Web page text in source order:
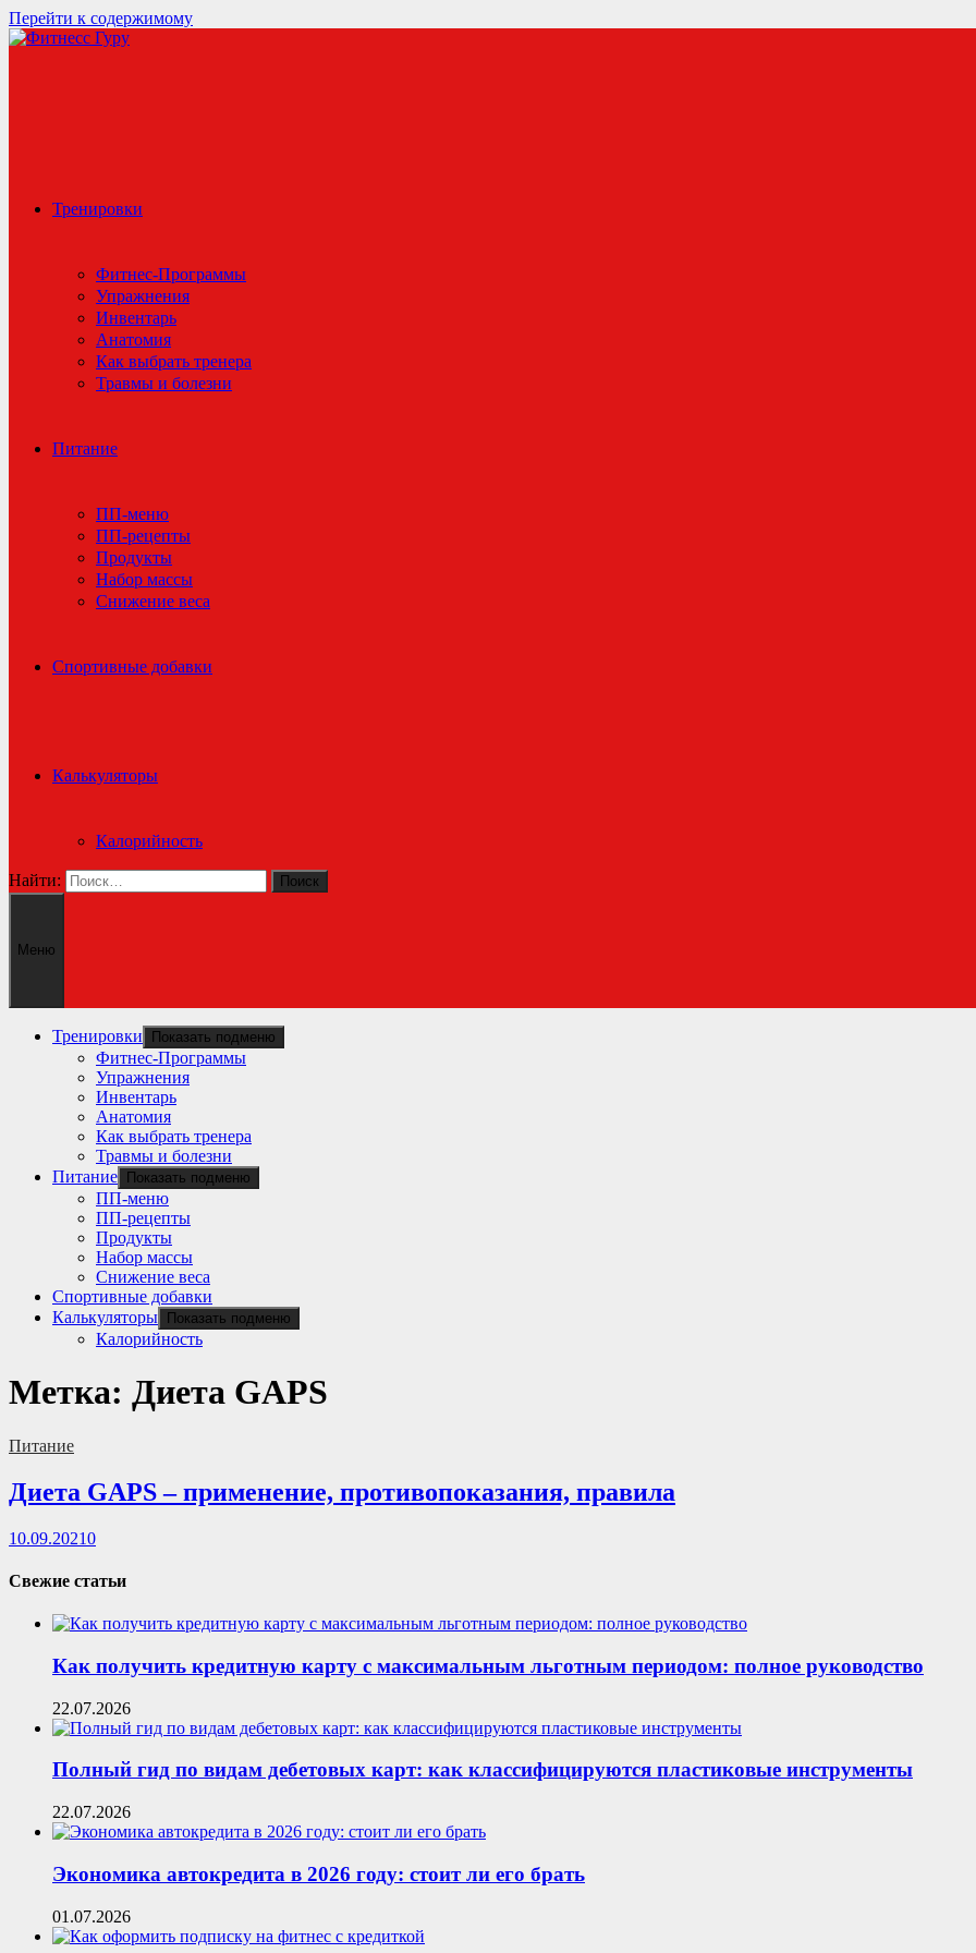
Перейти к содержимому
Тренировки
Фитнес-Программы
Упражнения
Инвентарь
Анатомия
Как выбрать тренера
Травмы и болезни
Питание
ПП-меню
ПП-рецепты
Продукты
Набор массы
Снижение веса
Спортивные добавки
Калькуляторы
Калорийность
Найти:
Меню
Тренировки Показать подменю
Фитнес-Программы
Упражнения
Инвентарь
Анатомия
Как выбрать тренера
Травмы и болезни
Питание
Показать подменю
ПП-меню
ПП-рецепты
Продукты
Набор массы
Снижение веса
Спортивные добавки
Калькуляторы
Показать подменю
Калорийность
Метка: Диета GAPS
Питание
Диета GAPS – применение, противопоказания, правила
10.09.20210
Свежие статьи
Как получить кредитную карту с максимальным льготным периодом: полное руководство
22.07.2026
Полный гид по видам дебетовых карт: как классифицируются пластиковые инструменты
22.07.2026
Экономика автокредита в 2026 году: стоит ли его брать
01.07.2026